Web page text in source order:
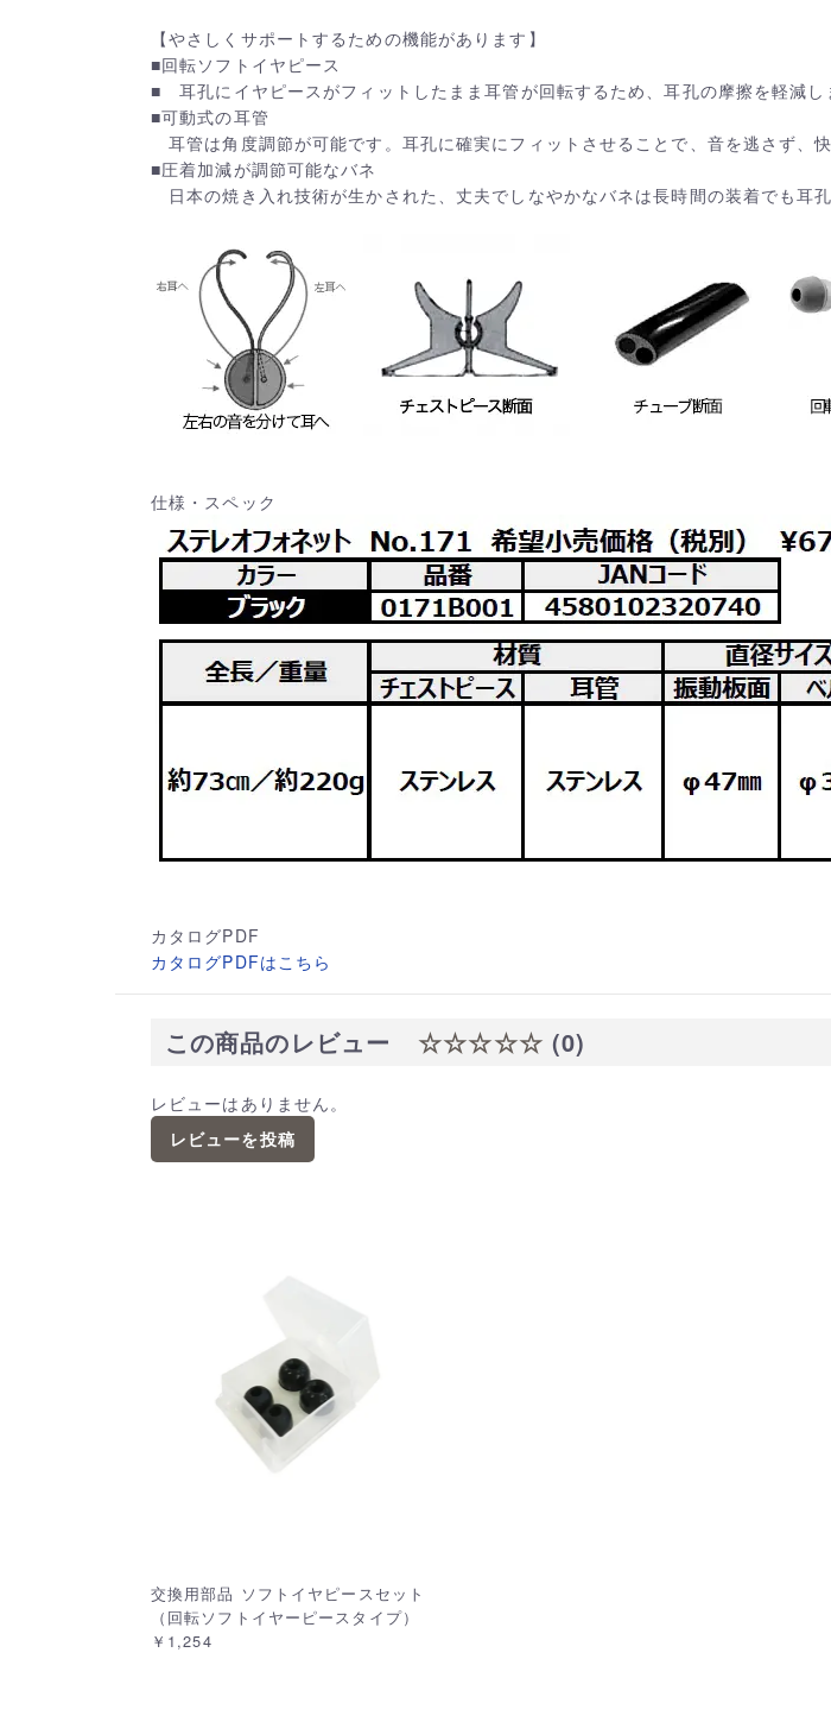
【やさしくサポートするための機能があります】
■回転ソフトイヤピース
■ 耳孔にイヤピースがフィットしたまま耳管が回転するため、耳孔の摩擦を軽減し
■可動式の耳管
耳管は角度調節が可能です。耳孔に確実にフィットさせることで、音を逃さず、
■圧着加減が調節可能なバネ
日本の焼き入れ技術が生かされた、丈夫でしなやかなバネは長時間の装着でも耳
仕様・スペック
カタログPDF
カタログPDFはこちら
この商品のレビュー ☆☆☆☆☆ (0)
レビューはありません。
レビューを投稿
交換用部品 ソフトイヤピースセット
（回転ソフトイヤーピースタイプ）
￥1,254